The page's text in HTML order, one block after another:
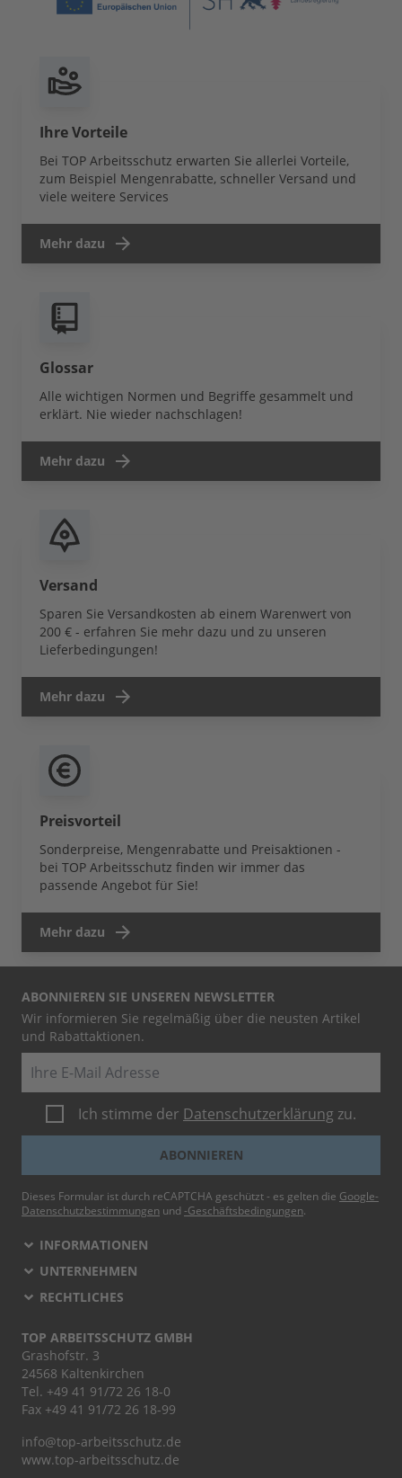
Ihre Vorteile
Bei TOP Arbeitsschutz erwarten Sie allerlei Vorteile,
zum Beispiel Mengenrabatte, schneller Versand und
viele weitere Services
Mehr dazu
Glossar
Alle wichtigen Normen und Begriffe gesammelt und
erklärt. Nie wieder nachschlagen!
Mehr dazu
Versand
Sparen Sie Versandkosten ab einem Warenwert von
200 € - erfahren Sie mehr dazu und zu unseren
Lieferbedingungen!
Mehr dazu
Preisvorteil
Sonderpreise, Mengenrabatte und Preisaktionen -
bei TOP Arbeitsschutz finden wir immer das
passende Angebot für Sie!
Mehr dazu
ABONNIEREN SIE UNSEREN NEWSLETTER
Wir informieren Sie regelmäßig über die neusten Artikel
und Rabattaktionen.
Ich stimme der Datenschutzerklärung zu.
ABONNIEREN
Dieses Formular ist durch reCAPTCHA geschützt - es gelten die Google-
Datenschutzbestimmungen und -Geschäftsbedingungen.
INFORMATIONEN
UNTERNEHMEN
RECHTLICHES
TOP ARBEITSSCHUTZ GMBH
Grashofstr. 3
24568 Kaltenkirchen
Tel. +49 41 91/72 26 18-0
Fax +49 41 91/72 26 18-99
info@top-arbeitsschutz.de
www.top-arbeitsschutz.de